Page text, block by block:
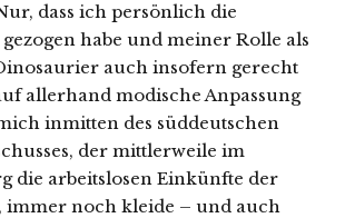
dass ich persönlich die
habe und meiner Rolle als
auch insofern gerecht
allerhand modische Anpassung
inmitten des süddeutschen
der mittlerweile im
die arbeitslosen Einkünfte der
immer noch kleide – und auch